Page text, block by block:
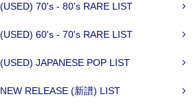
(USED) 70's - 80's RARE LIST
(USED) 60's - 70's RARE LIST
(USED) JAPANESE POP LIST
NEW RELEASE (新譜) LIST